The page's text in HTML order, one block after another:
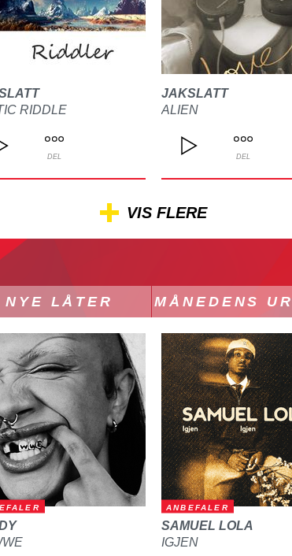
RIDDLE
DEL
JAKSLATT
ALIEN
DEL
VIS FLERE
NYE LÅTER MÅNEDENS
ANBEFALER
SAMUEL LOLA
IGJEN